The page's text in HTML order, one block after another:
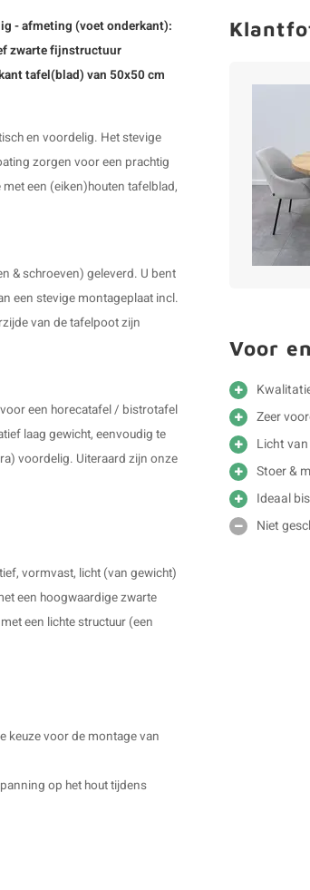
- afmeting (voet onderkant):
zwarte fijnstructuur
tafel(blad) van 50x50 cm
en voordelig. Het stevige
zorgen voor een prachtig
een (eiken)houten tafelblad,
& schroeven) geleverd. U bent
een stevige montageplaat incl.
van de tafelpoot zijn
een horecatafel / bistrotafel
laag gewicht, eenvoudig te
voordelig. Uiteraard zijn onze
vormvast, licht (van gewicht)
een hoogwaardige zwarte
een lichte structuur (een
keuze voor de montage van
op het hout tijdens
Voor
Zeer
Licht
Stoer &
Ideaal
Niet